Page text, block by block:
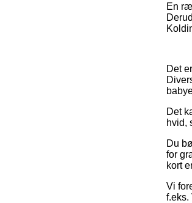
En
Det
Det
hvid,
Du
for
kort
Vi
f.eks.